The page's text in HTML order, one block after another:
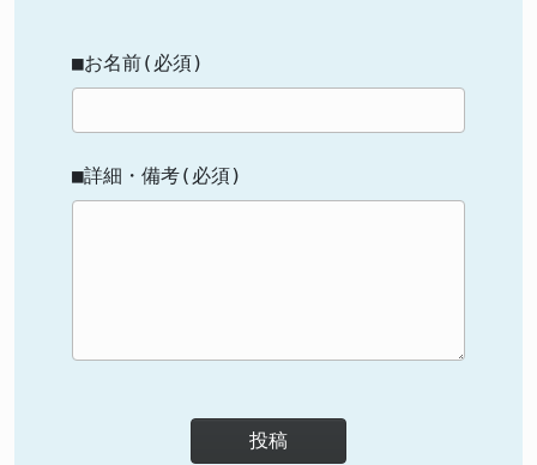
■お名前(必須)
■詳細・備考(必須)
投稿